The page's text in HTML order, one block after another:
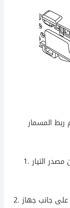
1. افصل الطاقة و كذلك افصل جهاز العرض عن مصدر التيار
2.على جانب جهاز